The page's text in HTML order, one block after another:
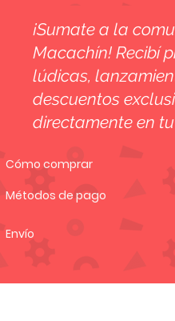
¡Sumate a la
Macachín! Recibí
lúdicas,
descuentos
directamente en
Cómo comprar
Métodos de pago
Envío